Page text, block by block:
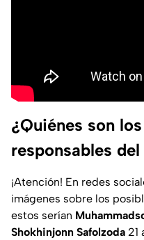
¿Quiénes son
responsables
¡Atención! En redes
imágenes sobre los
estos serían
Shokhinjonn Safolzoda 21